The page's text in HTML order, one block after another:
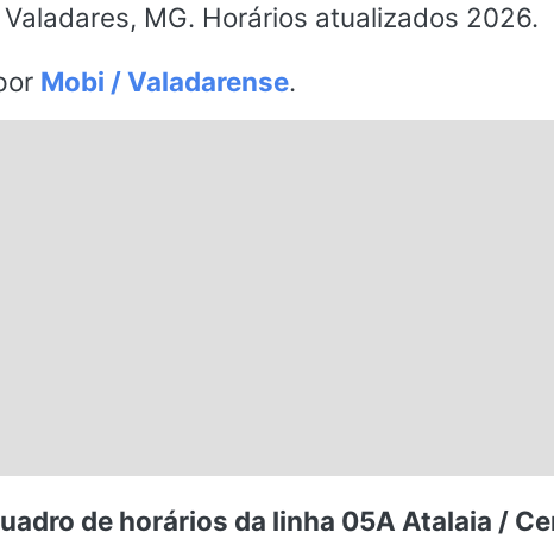
MG. Horários atualizados 2026.
Mobi / Valadarense.
de horários da linha 05A Atalaia /